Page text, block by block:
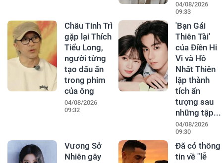
04/08/2026
09:33
Châu Tinh Trì
gặp lại Thích
Tiểu Long,
người từng
tạo dấu ấn
trong phim
của ông
04/08/2026
09:32
'Bạn Gái
Thiên Tài'
của Điền Hi
Vi và Hồ
Nhất Thiên
lập thành
tích ấn
tượng sau
những tập...
04/08/2026
09:30
Vương Sở
Nhiên gây
Đã có thông
tin về "lễ